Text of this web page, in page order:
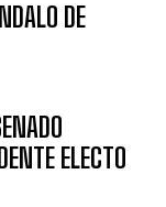
DE
ELECTO